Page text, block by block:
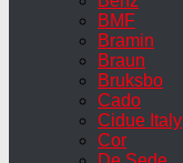
BMF
Bramin
Braun
Bruksbo
Cado
Cidue Italy
Cor